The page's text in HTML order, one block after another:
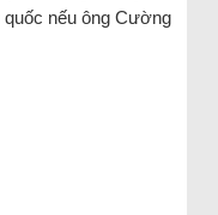
quốc nếu ông Cường